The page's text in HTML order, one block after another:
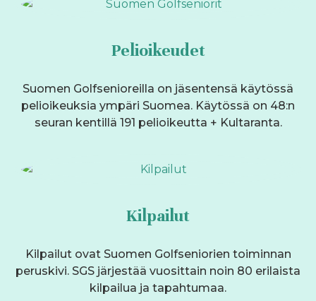
Pelioikeudet
Suomen Golfsenioreilla on jäsentensä käytössä
pelioikeuksia ympäri Suomea. Käytössä on 48:n
seuran kentillä 191 pelioikeutta + Kultaranta.
Kilpailut
Kilpailut ovat Suomen Golfseniorien toiminnan
peruskivi. SGS järjestää vuosittain noin 80 erilaista
kilpailua ja tapahtumaa.